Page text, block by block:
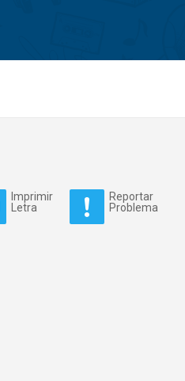
Imprimir
Letra
Reportar
Problema